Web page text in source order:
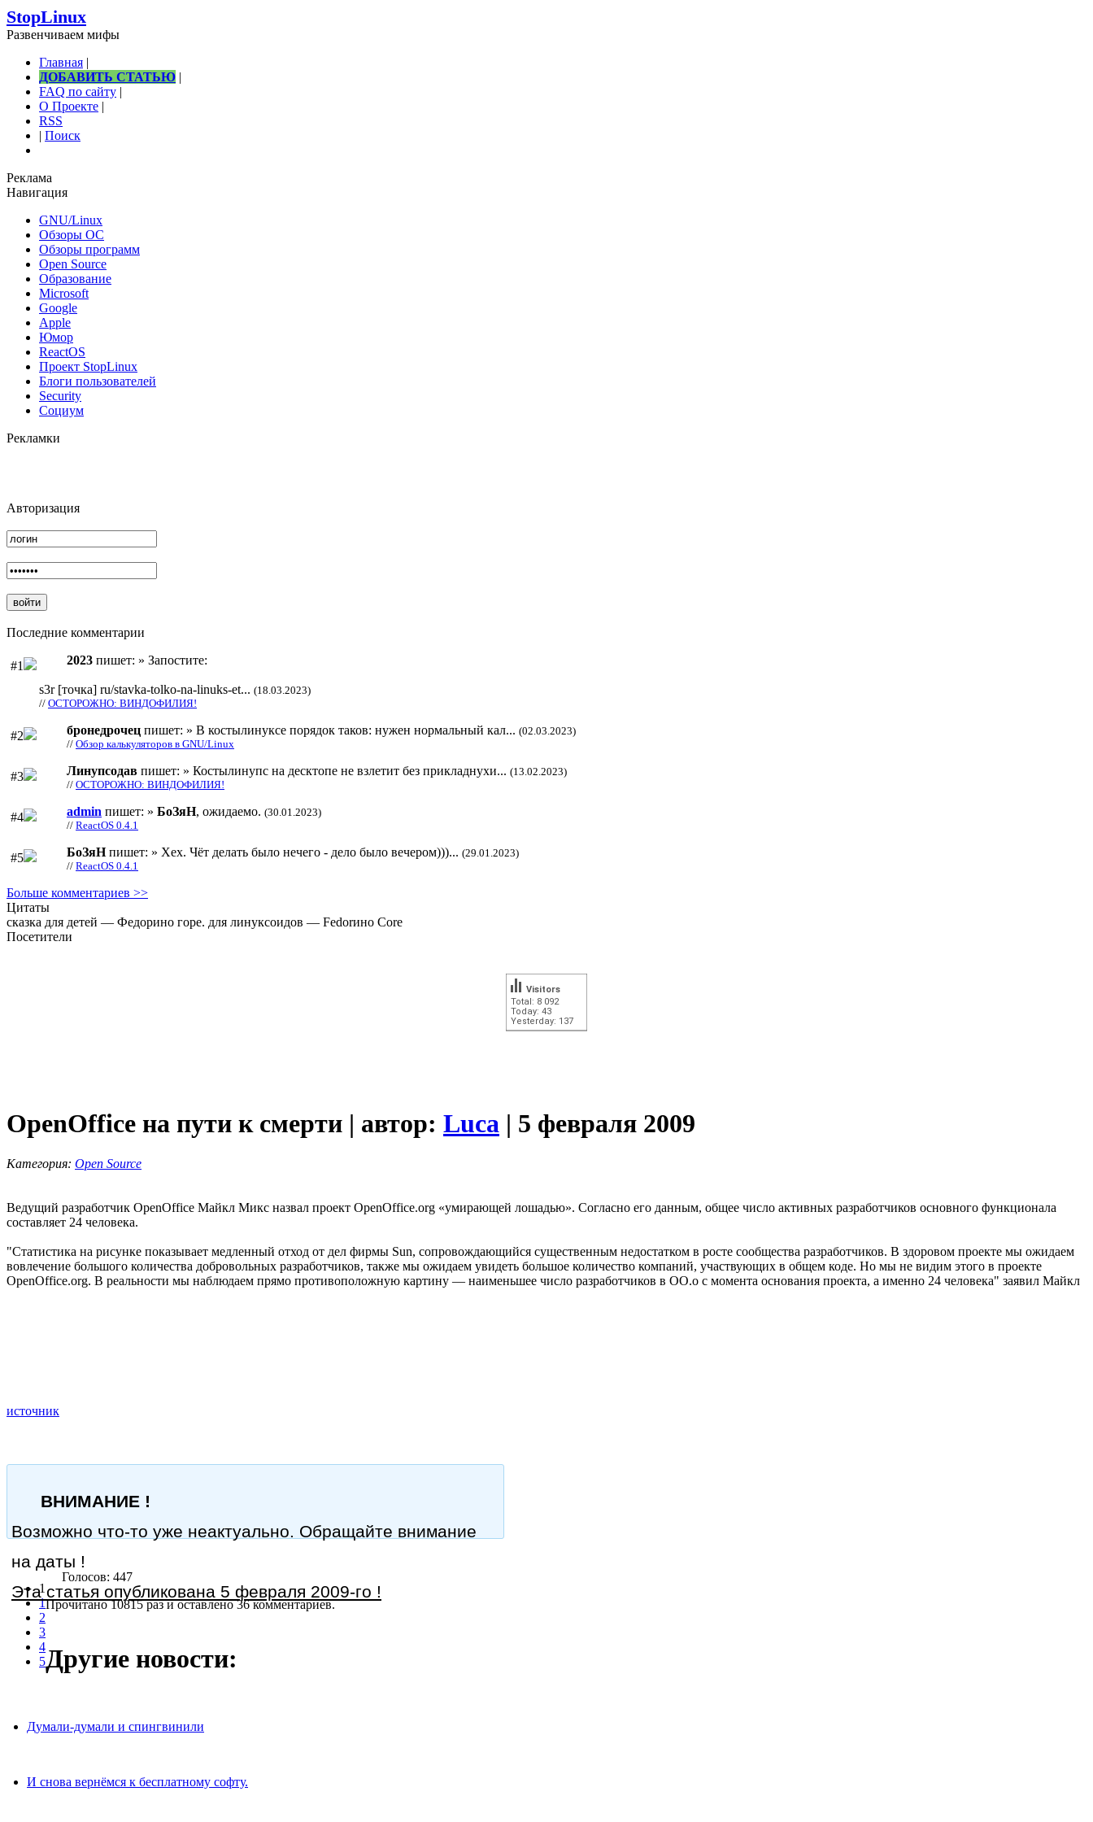
StopLinux
Развенчиваем мифы
Главная |
ДОБАВИТЬ СТАТЬЮ |
FAQ по сайту |
О Проекте |
RSS
| Поиск
Реклама
Навигация
GNU/Linux
Обзоры ОС
Обзоры программ
Open Source
Образование
Microsoft
Google
Apple
Юмор
ReactOS
Проект StopLinux
Блоги пользователей
Security
Социум
Рекламки
Авторизация
Последние комментарии
#1 2023 пишет: » Запостите:
s3r [точка] ru/stavka-tolko-na-linuks-et... (18.03.2023)
// ОСТОРОЖНО: ВИНДОФИЛИЯ!
#2 бронедрочец пишет: » В костылинуксе порядок таков: нужен нормальный кал... (02.03.2023)
// Обзор калькуляторов в GNU/Linux
#3 Линупсодав пишет: » Костылинупс на десктопе не взлетит без прикладнухи... (13.02.2023)
// ОСТОРОЖНО: ВИНДОФИЛИЯ!
#4 admin пишет: » БоЗяН, ожидаемо. (30.01.2023)
// ReactOS 0.4.1
#5 БоЗяНпишет: » Хех. Чёт делать было нечего - дело было вечером)))... (29.01.2023)
// ReactOS 0.4.1
Больше комментариев >>
Цитаты
сказка для детей — Федорино горе. для линуксоидов — Fedorино Core
Посетители
Total: 8 092
Today: 43
Yesterday: 137
Visitors
OpenOffice на пути к смерти | автор: Luca | 5 февраля 2009
Категория: Open Source
Ведущий разработчик OpenOffice Майкл Микс назвал проект OpenOffice.org «умирающей лошадью». Согласно его данным, общее число активных разработчиков основного функционала
составляет 24 человека.
"Статистика на рисунке показывает медленный отход от дел фирмы Sun, сопровождающийся существенным недостатком в росте сообщества разработчиков. В здоровом проекте мы ожидаем
вовлечение большого количества добровольных разработчиков, также мы ожидаем увидеть большое количество компаний, участвующих в общем коде. Но мы не видим этого в проекте
OpenOffice.org. В реальности мы наблюдаем прямо противоположную картину — наименьшее число разработчиков в OO.o с момента основания проекта, а именно 24 человека" заявил Майкл
источник
ВНИМАНИЕ !
Возможно что-то уже неактуально. Обращайте внимание
на даты !
Эта статья опубликована 5 февраля 2009-го !
1
1
2
3
4
5
Голосов: 447
Прочитано 10815 рази оставлено 36 комментариев.
Другие новости:
Думали-думали и спингвинили
И снова вернёмся к бесплатному софту.